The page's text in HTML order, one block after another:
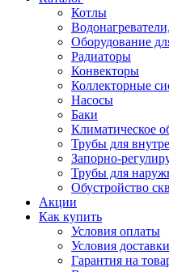
Котлы
Оборудование
Радиаторы
Конвекторы
Коллекторные
Насосы
Баки
Климатическое
Трубы для
Запорно-
Трубы для
Обустройство
Акции
Как купить
Условия оплаты
Условия доставки
Гарантия на